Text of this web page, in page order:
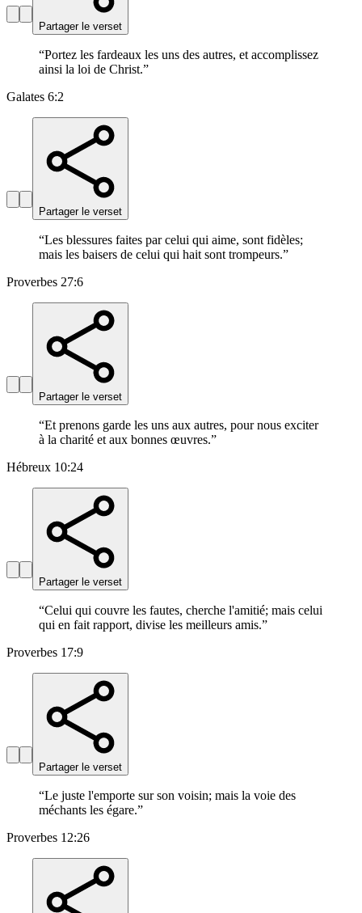
Partager le verset
“Portez les fardeaux les uns des autres, et accomplissez
ainsi la loi de Christ.”
Galates 6:2
Partager le verset
“Les blessures faites par celui qui aime, sont fidèles;
mais les baisers de celui qui hait sont trompeurs.”
Proverbes 27:6
Partager le verset
“Et prenons garde les uns aux autres, pour nous exciter
à la charité et aux bonnes œuvres.”
Hébreux 10:24
Partager le verset
“Celui qui couvre les fautes, cherche l'amitié; mais celui
qui en fait rapport, divise les meilleurs amis.”
Proverbes 17:9
Partager le verset
“Le juste l'emporte sur son voisin; mais la voie des
méchants les égare.”
Proverbes 12:26